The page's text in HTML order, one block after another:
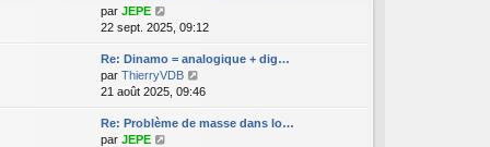
a
e
s
g
e
e
m
e
s
a
e
n
i
e
m
r
l
e
d
e
n
par JEPE
o
n
s
u
l
t
e
22 sept. 2025, 09:12
Re: Dinamo = analogique + dig…
par ThierryVDB
o
n
s
21 août 2025, 09:46
Re: Problème de masse dans lo…
par JEPE